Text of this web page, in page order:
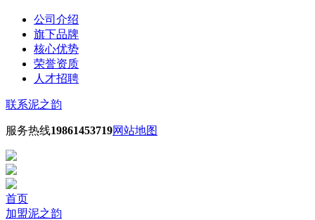
公司介绍
旗下品牌
核心优势
荣誉资质
人才招聘
联系泥之韵
服务热线19861453719网站地图
首页
加盟泥之韵